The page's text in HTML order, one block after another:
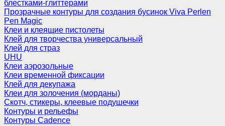
блестками-глиттерами
Прозрачные контуры для создания бусинок Viva Perlen
Pen Magic
Клеи и клеящие пистолеты
Клей для творчества универсальный
Клей для страз
UHU
Клеи аэрозольные
Клеи временной фиксации
Клей для декупажа
Клеи для золочения (морданы)
Скотч, стикеры, клеевые подушечки
Контуры и рельефы
Контуры Cadence